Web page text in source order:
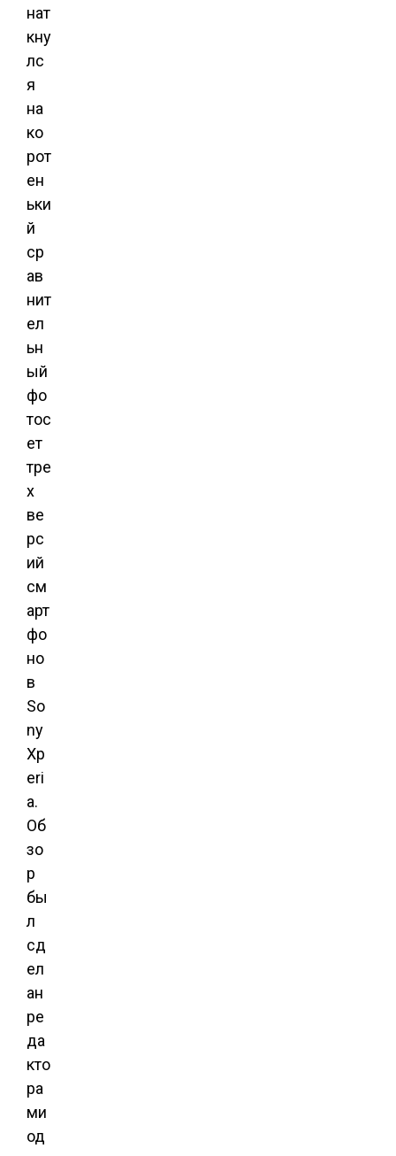
нат
кну
лс
я
на
ко
рот
ен
ьки
й
ср
ав
нит
ел
ьн
ый
фо
тос
ет
тре
х
ве
рс
ий
см
арт
фо
но
в
So
ny
Xp
eri
a.
Об
зо
р
бы
л
сд
ел
ан
ре
да
кто
ра
ми
од